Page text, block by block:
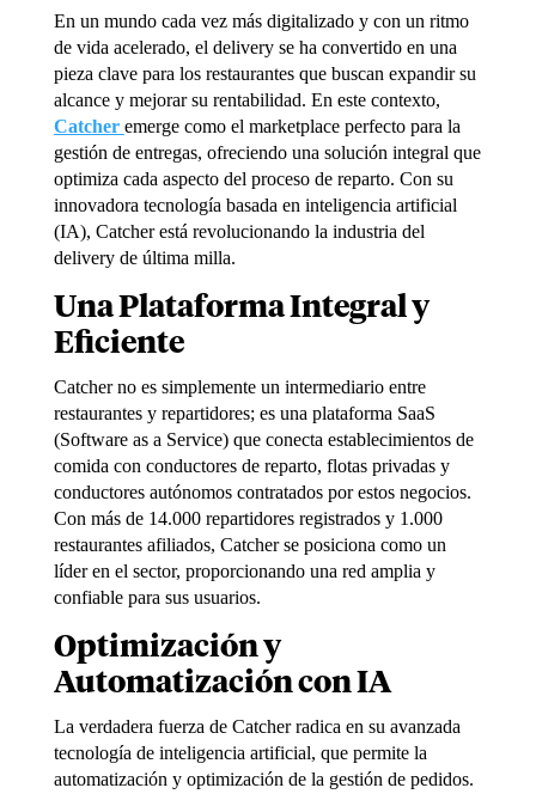
En un mundo cada vez más digitalizado y con un ritmo
de vida acelerado, el delivery se ha convertido en una
pieza clave para los restaurantes que buscan expandir su
alcance y mejorar su rentabilidad. En este contexto,
Catcher emerge como el marketplace perfecto para la
gestión de entregas, ofreciendo una solución integral que
optimiza cada aspecto del proceso de reparto. Con su
innovadora tecnología basada en inteligencia artificial
(IA), Catcher está revolucionando la industria del
delivery de última milla.
Una Plataforma Integral y
Eficiente
Catcher no es simplemente un intermediario entre
restaurantes y repartidores; es una plataforma SaaS
(Software as a Service) que conecta establecimientos de
comida con conductores de reparto, flotas privadas y
conductores autónomos contratados por estos negocios.
Con más de 14.000 repartidores registradosy 1.000
restaurantes afiliados, Catcher se posiciona como un
líder en el sector, proporcionando una red amplia y
confiable para sus usuarios.
Optimizacióny
Automatización con IA
La verdadera fuerza de Catcher radica en su avanzada
tecnología de inteligencia artificial, que permite la
automatización y optimización de la gestión de pedidos.